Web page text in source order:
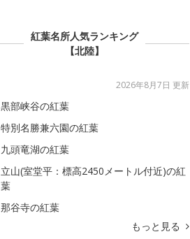
紅葉名所人気ランキング
【北陸】
2026年8月7日 更新
黒部峡谷の紅葉
特別名勝兼六園の紅葉
九頭竜湖の紅葉
立山(室堂平：標高2450メートル付近)の紅
葉
那谷寺の紅葉
もっと見る